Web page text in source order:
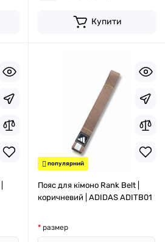
Купити
популярний
Пояс для кімоно Rank Belt |
коричневий | ADIDAS ADITB01
размер